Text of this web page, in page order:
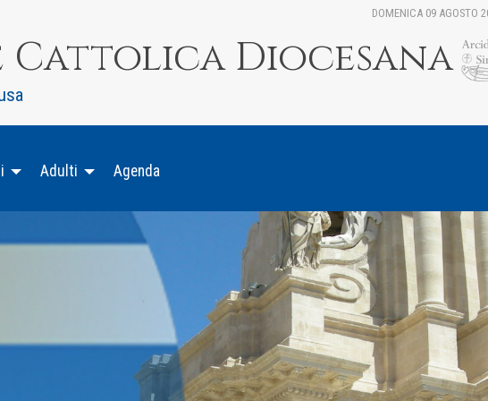
DOMENICA 09 AGOSTO
Cattolica Diocesana
Adulti Agenda